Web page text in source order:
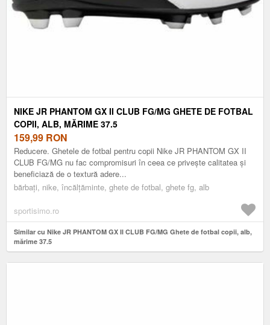
NIKE JR PHANTOM GX II CLUB FG/MG GHETE DE FOTBAL
COPII, ALB, MĂRIME 37.5
159,99 RON
Reducere. Ghetele de fotbal pentru copii Nike JR PHANTOM GX II
CLUB FG/MG nu fac compromisuri în ceea ce privește calitatea și
beneficiază de o textură adere...
bărbați, nike, încălțăminte, ghete de fotbal, ghete fg, alb
sportisimo.ro
Similar cu Nike JR PHANTOM GX II CLUB FG/MG Ghete de fotbal copii, alb,
mărime 37.5